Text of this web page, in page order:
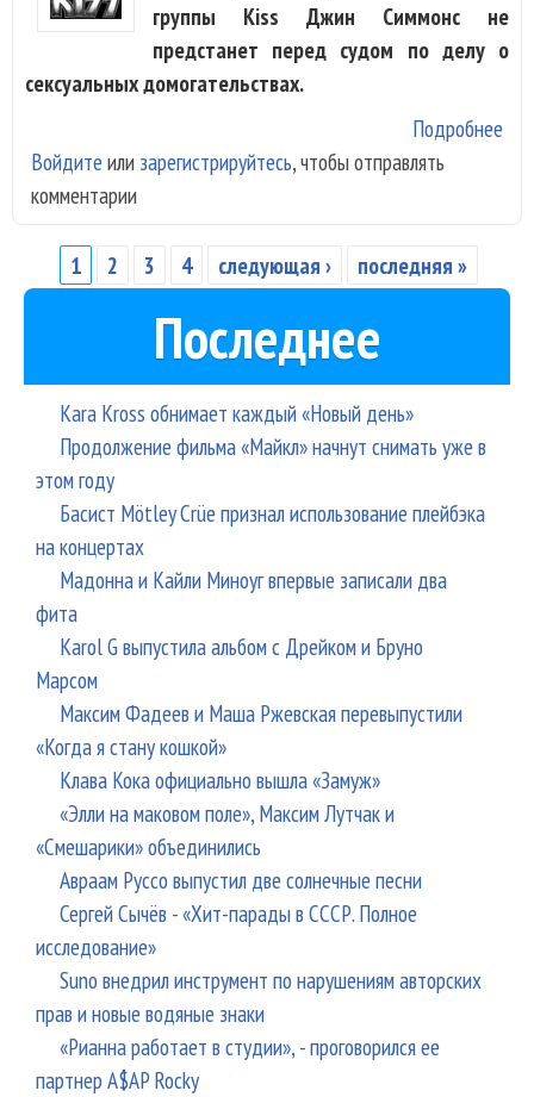
группы Kiss Джин Симмонс не
предстанет перед судом по делу о
сексуальных домогательствах.
Подробнее
Войдите или зарегистрируйтесь, чтобы отправлять
комментарии
Страницы
1 2 3 4 следующая › последняя »
Последнее
Kara Kross обнимает каждый «Новый день»
Продолжение фильма «Майкл» начнут снимать уже в
этом году
Басист Mötley Crüe признал использование плейбэка
на концертах
Мадонна и Кайли Миноуг впервые записали два
фита
Karol G выпустила альбом с Дрейком и Бруно
Марсом
Максим Фадеев и Маша Ржевская перевыпустили
«Когда я стану кошкой»
Клава Кока официально вышла «Замуж»
«Элли на маковом поле», Максим Лутчак и
«Смешарики» объединились
Авраам Руссо выпустил две солнечные песни
Сергей Сычёв - «Хит-парады в СССР. Полное
исследование»
Suno внедрил инструмент по нарушениям авторских
прав и новые водяные знаки
«Рианна работает в студии», - проговорился ее
партнер A$AP Rocky